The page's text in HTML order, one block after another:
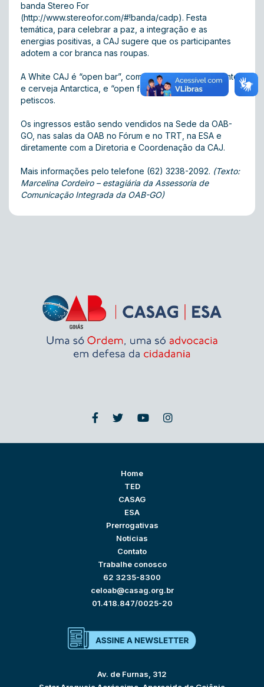
banda Stereo For
(http://www.stereofor.com/#!banda/cadp). Festa
temática, para celebrar a paz, a integração e as
energias positivas, a CAJ sugere que os participantes
adotem a cor branca nas roupas.
A White CAJ é “open bar”, com água, suco, refrigerante
e cerveja Antarctica, e “open food”, com caldos e
petiscos.
Os ingressos estão sendo vendidos na Sede da OAB-
GO, nas salas da OAB no Fórum e no TRT, na ESA e
diretamente com a Diretoria e Coordenação da CAJ.
Mais informações pelo telefone (62) 3238-2092. (Texto:
Marcelina Cordeiro – estagiária da Assessoria de
Comunicação Integrada da OAB-GO)
Home
TED
CASAG
ESA
Prerrogativas
Notícias
Contato
Trabalhe conosco
62 3235-8300
celoab@casag.org.br
01.418.847/0025-20
Av. de Furnas, 312